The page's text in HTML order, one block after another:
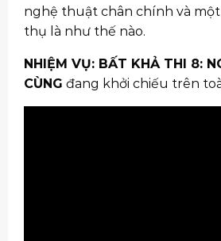
nghệ thuật chân chính và
thụ là như thế nào.
NHIỆM VỤ: BẤT KHẢ THI 8:
CÙNG đang khởi chiếu trên